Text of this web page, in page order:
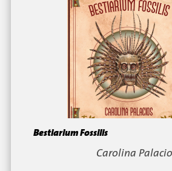
Bestiarium Fossilis
Carolina